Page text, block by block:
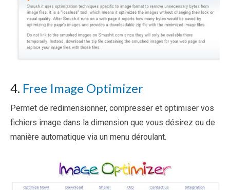
4. Free Image Optimizer
Permet de redimensionner, compresser et optimiser vos
fichiers image dans la dimension que vous désirez ou de
manière automatique via un menu déroulant.